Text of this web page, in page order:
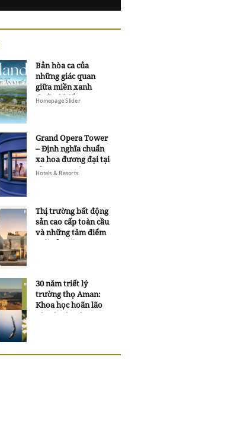
Bản hòa ca của
những giác quan
giữa miền xanh
thuần khiết
Homepage Slider
Grand Opera Tower
– Định nghĩa chuẩn
xa hoa đương đại tại
Sheraton Saigon
Hotels & Resorts
Thị trường bất động
sản cao cấp toàn cầu
và những tâm điểm
mới của năm 2026
30 năm triết lý
trường thọ Aman:
Khoa học hoãn lão
và trí tuệ ngàn xưa